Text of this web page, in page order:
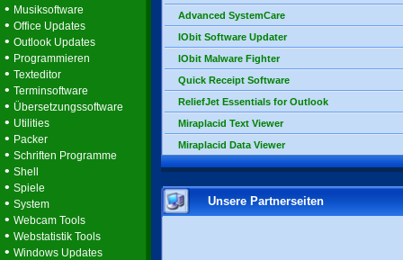
• Musiksoftware
• Office Updates
• Outlook Updates
• Programmieren
• Texteditor
• Terminsoftware
• Übersetzungssoftware
• Utilities
• Packer
• Schriften Programme
• Shell
• Spiele
• System
• Webcam Tools
• Webstatistik Tools
• Windows Updates
Advanced SystemCare
IObit Software Updater
IObit Malware Fighter
Quick Receipt Software
ReliefJet Essentials for Outlook
Miraplacid Text Viewer
Miraplacid Data Viewer
Unsere Partnerseiten